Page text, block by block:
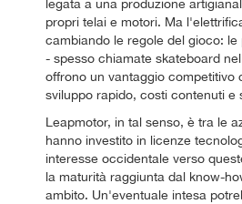
legata a una produzione
propri telai e motori. Ma
cambiando le regole del gioco:
- spesso chiamate skateboard
offrono un vantaggio competitivo
sviluppo rapido, costi contenuti e
Leapmotor, in tal senso, è tra le
hanno investito in licenze
interesse occidentale verso
la maturità raggiunta dal know-
ambito. Un'eventuale intesa